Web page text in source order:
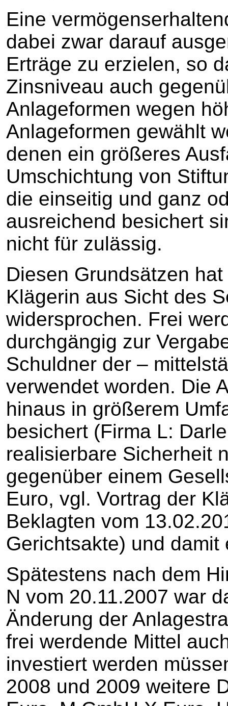
Eine
dabei zwar darauf
Erträge zu erzielen, so
Zinsniveau auch
Anlageformen wegen
Anlageformen gewählt
denen ein größeres
Umschichtung von
die einseitig und ganz
ausreichend besichert
nicht für zulässig.
Diesen Grundsätzen
Klägerin aus Sicht des
widersprochen. Frei
durchgängig zur
Schuldner der –
verwendet worden. Die
hinaus in größerem
besichert (Firma L:
realisierbare Sicherheit
gegenüber einem
Euro, vgl. Vortrag der
Beklagten vom
Gerichtsakte) und
Spätestens nach dem
N vom 20.11.2007 war
Änderung der
frei werdende Mittel
investiert werden
2008 und 2009 weitere